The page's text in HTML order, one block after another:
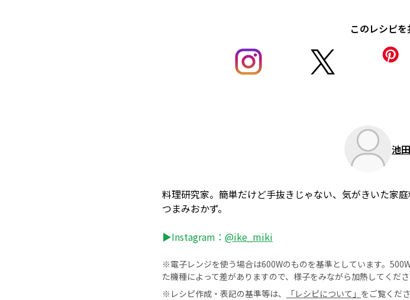
このレシピを
池
料理研究家。簡単だけど手抜きじゃない、気がきいた家
つまみおかず。
▶Instagram： @ike_miki
※電子レンジを使う場合は600Wのものを基準としています。
た機種によって差がありますので、様子をみながら加熱してくださ
※レシピ作成・表記の基準等は、
「レシピについて」 をご覧くださ